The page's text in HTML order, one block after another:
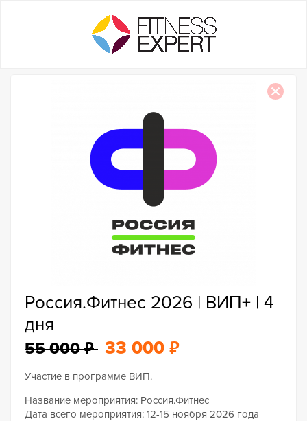
Россия.Фитнес 2026 | ВИП+ | 4
дня
55 000₽ 33 000 ₽
Участие в программе ВИП.
Название мероприятия: Россия.Фитнес
Дата всего мероприятия: 12-15 ноября 2026 года